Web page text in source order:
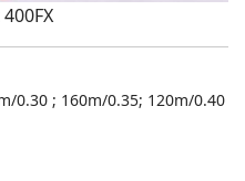
0.30 ; 160m/0.35; 120m/0.40